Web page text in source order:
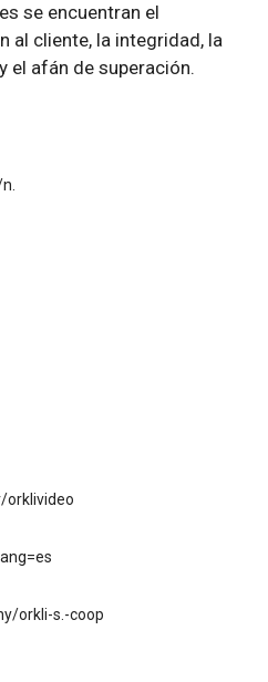
se encuentran el
al cliente, la integridad, la
el afán de superación.
orklivideo
orkli-s.-coop